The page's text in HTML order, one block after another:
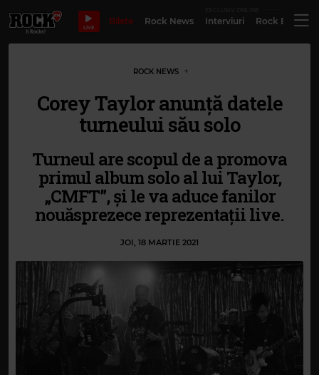
LIVE
Bilete Rock News Interviuri Rock
ROCK NEWS
Corey Taylor anunță datele
turneului său solo
Turneul are scopul de a promova
primul album solo al lui Taylor,
„CMFT”, și le va aduce fanilor
nouăsprezece reprezentații live.
JOI, 18 MARTIE 2021